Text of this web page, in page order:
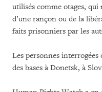
utilisés comme otages, qui
d’une rançon ou de la
faits prisonniers par les
Les personnes
des bases à Donetsk, à